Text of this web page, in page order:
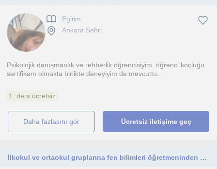
Egitim
Ankara Sehri
Psikolojik danışmanlık ve rehberlik öğrencisiyim. öğrenci koçluğu
sertifikam olmakta birlikte deneyiyim de mevcuttu...
1. ders ücretsiz
daha fazlasını gör Ücretsiz iletişime geç
İlkokul ve ortaokul gruplarına fen bilimleri öğretmeninden özel ders